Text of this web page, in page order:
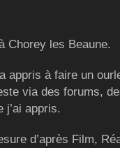
Chorey les Beaune.
appris à faire un
via des forums,
j’ai appris.
d’après Film,